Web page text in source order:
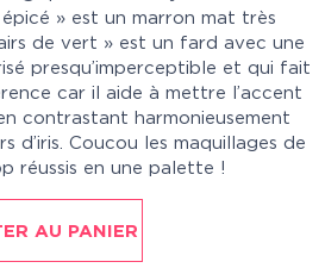
» est un marron mat très
de vert » est un fard avec une
presqu’imperceptible et qui fait
car il aide à mettre l’accent
contrastant harmonieusement
d’iris. Coucou les maquillages de
réussis en une palette !
AU PANIER